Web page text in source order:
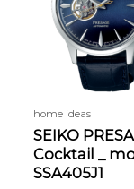
home ideas
SEIKO
Cocktail _
SSA405J1